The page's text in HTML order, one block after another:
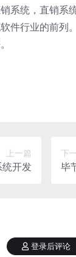
系统，直销
件行业的前
上一篇
开发
下
毕
登录后评论